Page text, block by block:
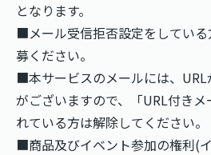
となります。
■メール受信拒否設定をしてい
募ください。
■本サービスのメールには、
がございますので、「URL付き
れている方は解除してください。
■商品及びイベント参加の権利(